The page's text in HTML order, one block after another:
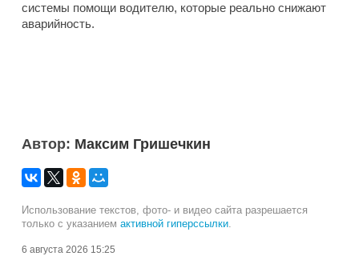
системы помощи водителю, которые реально снижают
аварийность.
Автор: Максим Гришечкин
Использование текстов, фото- и видео сайта разрешается
только с указанием активной гиперссылки.
6 августа 2026 15:25